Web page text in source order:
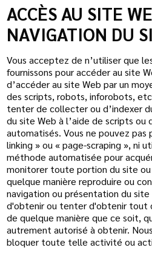
ACCÈS AU SITE
NAVIGATION DU
Vous acceptez de n’utiliser que
fournissons pour accéder au site
d’accéder au site Web par un
des scripts, robots, inforobots,
tenter de collecter ou d’indexer
du site Web à l’aide de scripts ou
automatisés. Vous ne pouvez pas
linking » ou « page-scraping », ni
méthode automatisée pour
monitorer toute portion du site
quelque manière reproduire ou
navigation ou présentation du
d'obtenir ou tenter d'obtenir tout
de quelque manière que ce soit,
autrement autorisé à obtenir.
bloquer toute telle activité ou